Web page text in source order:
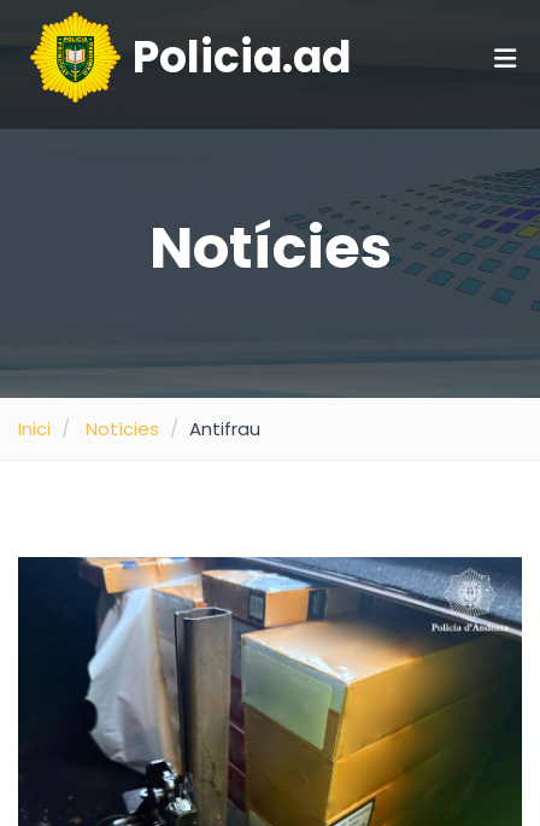
Policia.ad
Notícies
Inici Notícies Antifrau